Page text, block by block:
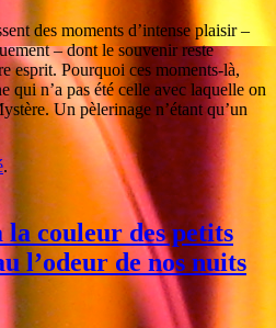
des moments d’intense plaisir –
– dont le souvenir reste
esprit. Pourquoi ces moments-là,
qui n’a pas été celle avec laquelle on
Un pèlerinage n’étant qu’un
.
la couleur des petits
l’odeur de nos nuits